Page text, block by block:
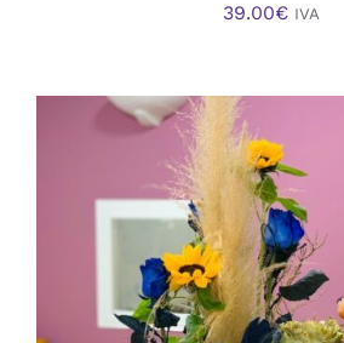
39.00€ IVA
AÑADIR AL CARRITO